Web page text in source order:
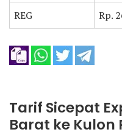
REG
Rp.
Tarif Sicepat
Barat ke Kulon